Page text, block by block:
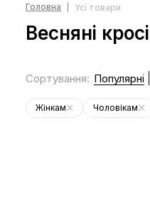
Головна Усі товари
Весняні
Сортування: Популярні
Жінкам Чоловікам